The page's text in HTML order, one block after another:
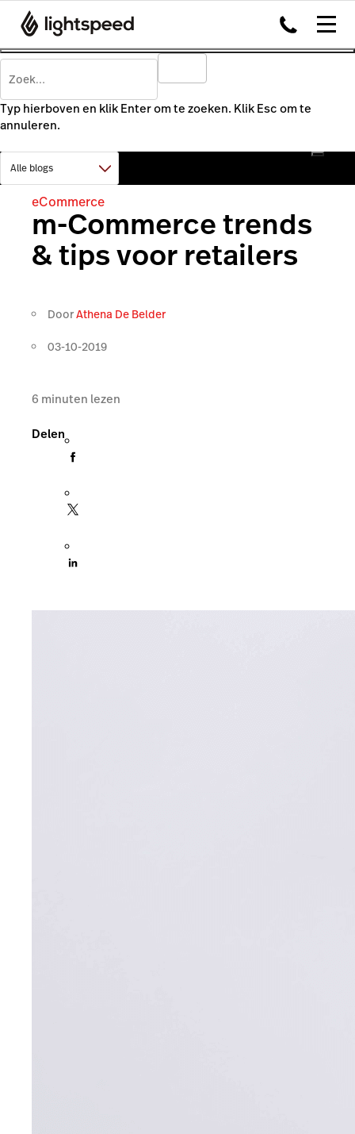
Typ hierboven en klik Enter om te zoeken. Klik Esc om te
annuleren.
eCommerce
m-Commerce trends
& tips voor retailers
DoorAthena De Belder
03-10-2019
6 minuten lezen
Delen